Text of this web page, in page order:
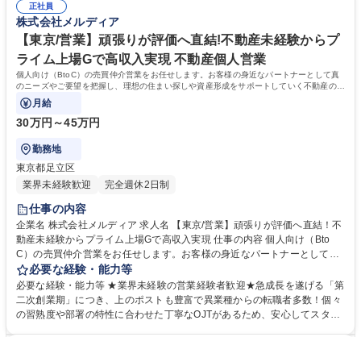
指せる
ぞれの目線から意見をぶつけ合うことで、それぞれの業種の経験だけでは
身につかない、幅広い知識とスキルを身につけることができます。 学歴・
資格 学歴：大学院 大学 高専 短大 専修学校 高校 語学力： 資格：第一種運
転免許普通自動車
正社員
株式会社メルディア
【東京/営業】頑張りが評価へ直結!不動産未経験からプ
ライム上場Gで高収入実現 不動産個人営業
個人向け（BtoC）の売買仲介営業をお任せします。お客様の身近なパートナーとして真
のニーズやご要望を把握し、理想の住まい探しや資産形成をサポートしていく不動産のプ
ロフェッショナルとしての仕事です。
月給
30万円～45万円
勤務地
東京都足立区
業界未経験歓迎
完全週休2日制
仕事の内容
企業名 株式会社メルディア 求人名 【東京/営業】頑張りが評価へ直結！不
動産未経験からプライム上場Gで高収入実現 仕事の内容 個人向け（Bto
C）の売買仲介営業をお任せします。お客様の身近なパートナーとして真
のニーズやご要望を把握し、理想の住まい探しや資産形成をサポートして
いく不動産のプロフェッショナルとしての仕事です。 個人のお客様の集客
から、ヒアリング、物件提案、引渡しまで一気通貫で担当します。広告戦
略や住宅ローンの斡旋、売却相談まで幅広く携わり、地域情報や金融知識
必要な経験・能力等
必要な経験・能力等 ★業界未経験の営業経験者歓迎★急成長を遂げる「第
二次創業期」につき、上のポストも豊富で異業種からの転職者多数！個々
の習熟度や部署の特性に合わせた丁寧なOJTがあるため、安心してスター